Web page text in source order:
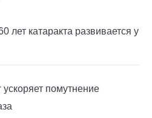
лет катаракта развивается у
ускоряет помутнение